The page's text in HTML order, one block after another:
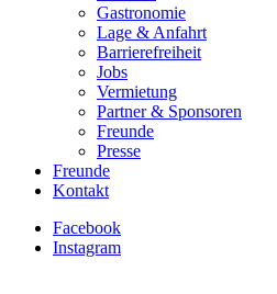
Gastronomie
Lage & Anfahrt
Barrierefreiheit
Jobs
Vermietung
Partner & Sponsoren
Freunde
Presse
Freunde
Kontakt
Facebook
Instagram